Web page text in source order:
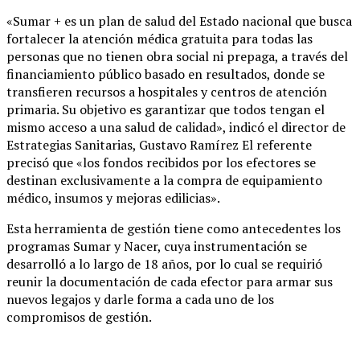
«Sumar + es un plan de salud del Estado nacional que busca
fortalecer la atención médica gratuita para todas las
personas que no tienen obra social ni prepaga, a través del
financiamiento público basado en resultados, donde se
transfieren recursos a hospitales y centros de atención
primaria. Su objetivo es garantizar que todos tengan el
mismo acceso a una salud de calidad», indicó el director de
Estrategias Sanitarias, Gustavo Ramírez El referente
precisó que «los fondos recibidos por los efectores se
destinan exclusivamente a la compra de equipamiento
médico, insumos y mejoras edilicias».
Esta herramienta de gestión tiene como antecedentes los
programas Sumar y Nacer, cuya instrumentación se
desarrolló a lo largo de 18 años, por lo cual se requirió
reunir la documentación de cada efector para armar sus
nuevos legajos y darle forma a cada uno de los
compromisos de gestión.